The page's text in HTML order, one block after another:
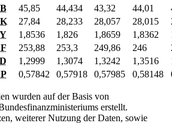
45,85 44,434 43,32 44,01
27,84 28,233 28,057 28,015
1,8536 1,826 1,8659 1,8362
253,88 253,3 249,86 246
1,2999 1,3074 1,3242 1,3516
0,57842 0,57918 0,57985 0,58148
wurden auf der Basis von
erstellt.
weiterer Nutzung der Daten, sowie